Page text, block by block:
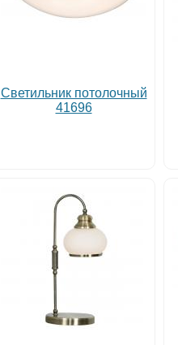
Светильник потолочный
41696